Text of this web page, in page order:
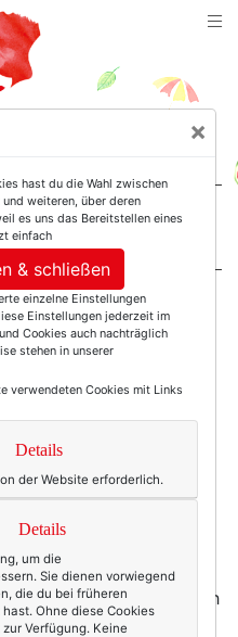
Not Girls.
die
(Und ja,
ewigen Streifen.
um Ladenecken,
Und manchmal
bis man schwach wird.
te! Aber: Ich kann doch
erst. Und im
×
hast du die Wahl zwischen
weiteren, über deren
es uns das Bereitstellen eines
einfach
& schließen
einzelne Einstellungen
Einstellungen jederzeit im
Cookies auch nachträglich
stehen in unserer
verwendeten Cookies mit Links
Details
der Website erforderlich.
Details
um die
Sie dienen vorwiegend
die du bei früheren
Ohne diese Cookies
Verfügung. Keine